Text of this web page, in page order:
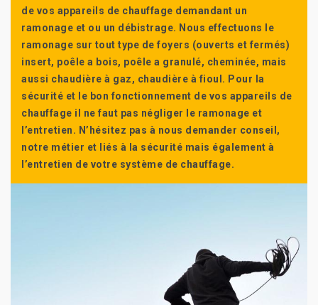
de vos appareils de chauffage demandant un
ramonage et ou un débistrage. Nous effectuons le
ramonage sur tout type de foyers (ouverts et fermés)
insert, poêle a bois, poêle a granulé, cheminée, mais
aussi chaudière à gaz, chaudière à fioul. Pour la
sécurité et le bon fonctionnement de vos appareils de
chauffage il ne faut pas négliger le ramonage et
l’entretien. N’hésitez pas à nous demander conseil,
notre métier et liés à la sécurité mais également à
l’entretien de votre système de chauffage.